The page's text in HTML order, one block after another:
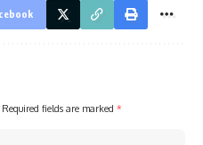
Required fields are marked *